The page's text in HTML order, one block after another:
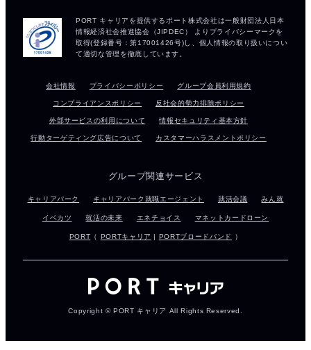
会社情報 プライバシーポリシー グループ会員利用規約
コンプライアンスポリシー 反社会的勢力排除ポリシー
外部サービスの利用について 情報セキュリティ基本方針
行動ターゲティング広告について カスタマーハラスメントポリシー